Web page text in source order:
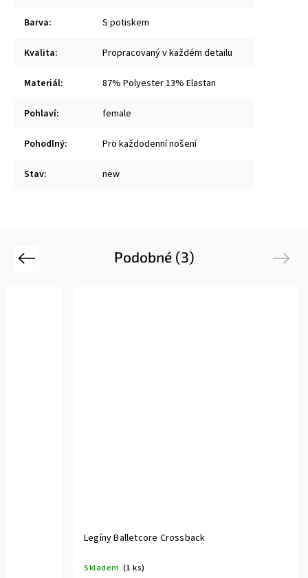
Barva: S potiskem
Kvalita: Propracovaný v každém detailu
Materiál: 87% Polyester 13% Elastan
Pohlaví: female
Pohodlný: Pro každodenní nošení
Stav: new
Podobné (3)
Previous
Legíny Balletcore Crossback
Skladem (1 ks)
Next